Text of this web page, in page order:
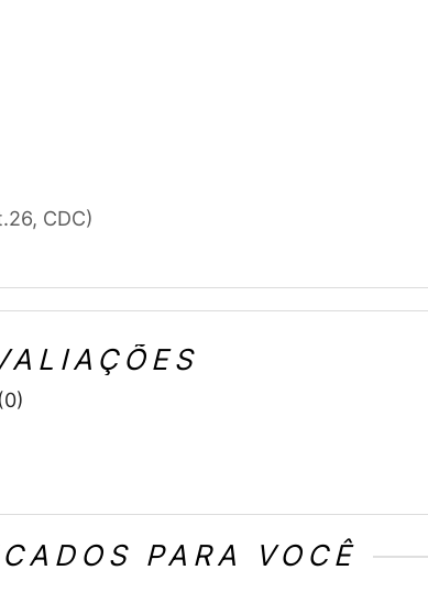
CDC)
(0)
PARA VOCÊ